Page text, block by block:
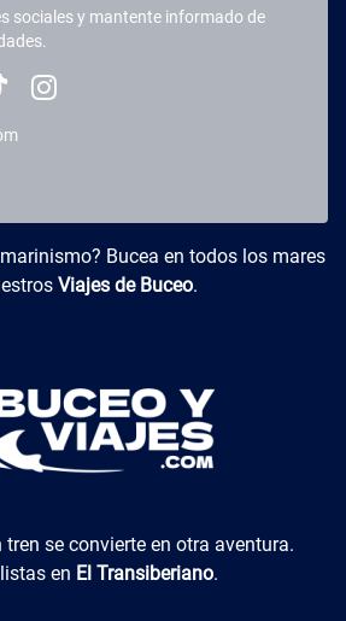
sociales y mantente informado de
Bucea en todos los mares
Viajes de Buceo.
tren se convierte en otra aventura.
en El Transiberiano.